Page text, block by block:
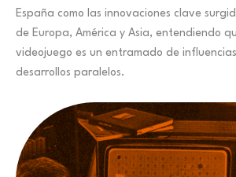
España como las innovaciones clave
de Europa, América y Asia, entendiendo
videojuego es un entramado de
desarrollos paralelos.